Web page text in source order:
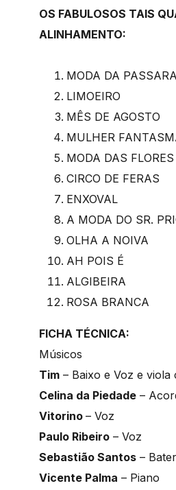
OS FABULOSOS TAIS
ALINHAMENTO:
MODA DA
LIMOEIRO
MÊS DE AGOSTO
MULHER
MODA DAS FLORES
CIRCO DE FERAS
ENXOVAL
A MODA DO SR.
OLHA A NOIVA
AH POIS É
ALGIBEIRA
ROSA BRANCA
FICHA TÉCNICA:
Músicos
Tim – Baixo e Voz e viola
Celina da Piedade –
Vitorino – Voz
Paulo Ribeiro – Voz
Sebastião Santos –
Vicente Palma – Piano